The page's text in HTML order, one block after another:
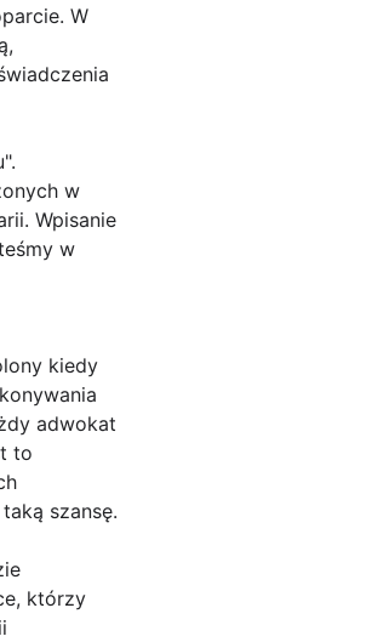
W
w
Wpisanie
w
kiedy
adwokat
to
szansę.
którzy